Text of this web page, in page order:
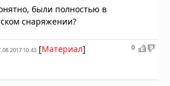
были полностью в
снаряжении?
0
10:43 [Материал]